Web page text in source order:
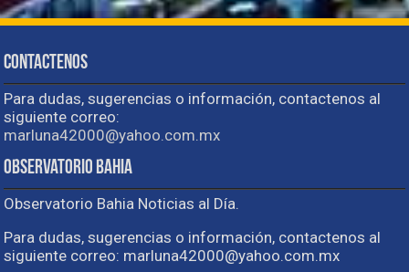
Contactenos
Para dudas, sugerencias o información, contactenos al
siguiente correo:
marluna42000@yahoo.com.mx
Observatorio Bahia
Observatorio Bahia Noticias al Día.
Para dudas, sugerencias o información, contactenos al
siguiente correo: marluna42000@yahoo.com.mx